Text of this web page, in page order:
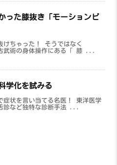
った膝抜き「モーションピ
ちゃった！ そうではなく
術の身体操作にある「 膝 ...
学化を試みる
症状を言い当てる名医！ 東洋医学
診など独特な診断手法 ...